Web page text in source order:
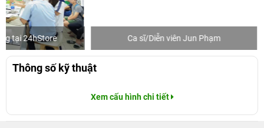
Ca sĩ/Diễn viên Jun Phạm Khách mua
Thông số kỹ thuật
Xem cấu hình chi tiết